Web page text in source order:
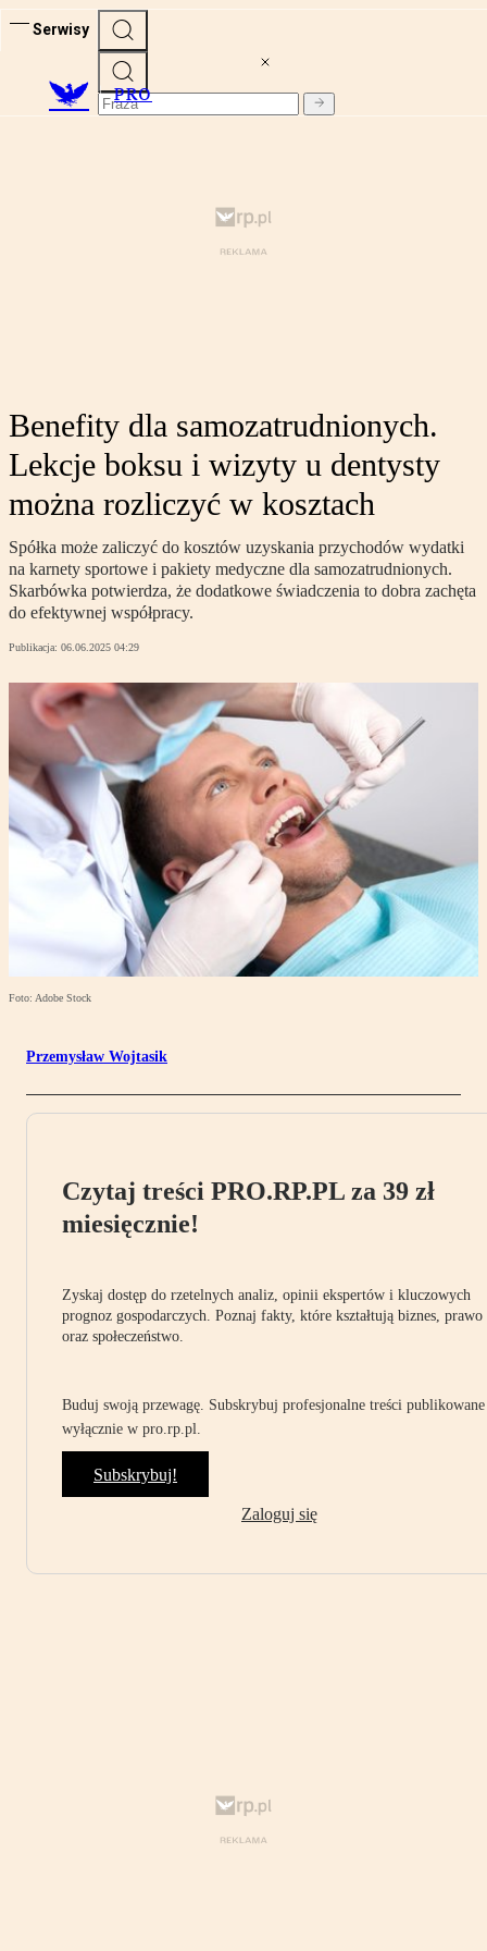
Serwisy
PRO
Benefity dla samozatrudnionych.
Lekcje boksu i wizyty u dentysty
można rozliczyć w kosztach
Spółka może zaliczyć do kosztów uzyskania przychodów wydatki
na karnety sportowe i pakiety medyczne dla samozatrudnionych.
Skarbówka potwierdza, że dodatkowe świadczenia to dobra zachęta
do efektywnej współpracy.
Publikacja: 06.06.2025 04:29
Foto: Adobe Stock
Przemysław Wojtasik
Czytaj treści PRO.RP.PL za 39 zł
miesięcznie!
Zyskaj dostęp do rzetelnych analiz, opinii ekspertów i kluczowych
prognoz gospodarczych. Poznaj fakty, które kształtują biznes, prawo
oraz społeczeństwo.
Buduj swoją przewagę. Subskrybuj profesjonalne treści publikowane
wyłącznie w pro.rp.pl.
Subskrybuj!
Zaloguj się